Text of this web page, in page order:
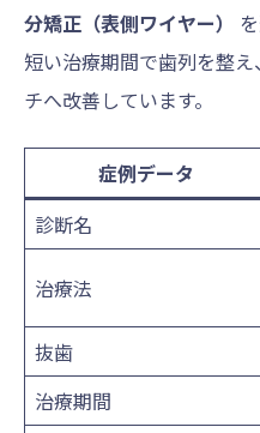
分矯正（表側ワイヤー）
短い治療期間で歯列を整
チへ改善しています。
症例データ
診断名
治療法
抜歯
治療期間